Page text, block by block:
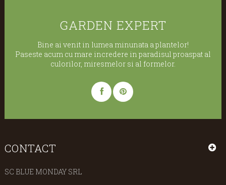
GARDEN EXPERT
Bine ai venit in lumea minunata a plantelor!
Paseste acum cu mare incredere in paradisul proaspat al
culorilor, miresmelor si al formelor.
CONTACT
SC BLUE MONDAY SRL